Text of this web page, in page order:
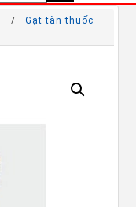
/ Gạt tàn thuốc